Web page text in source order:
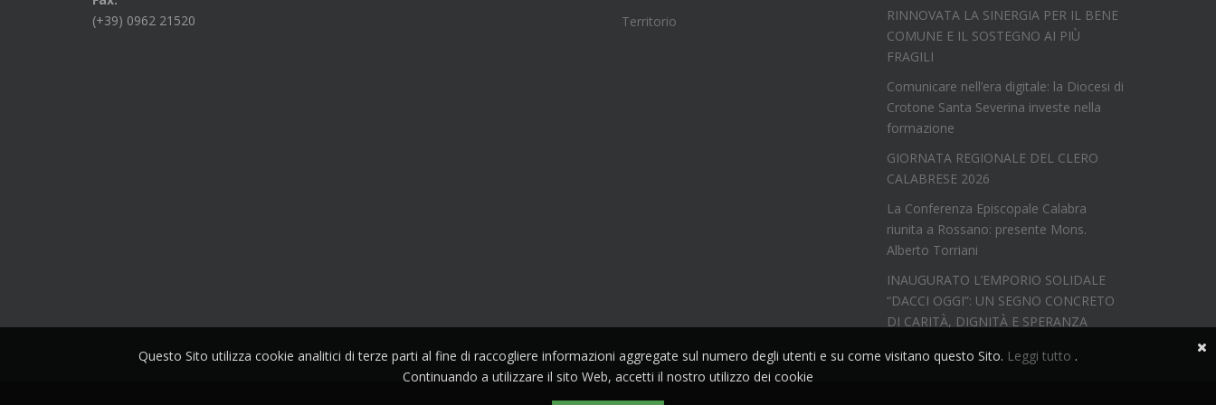
(+39) 0962 21520
Territorio
RINNOVATA LA SINERGIA PER IL BENE
COMUNE E IL SOSTEGNO AI PIÙ
FRAGILI
Comunicare nell’era digitale: la Diocesi di
Crotone Santa Severina investe nella
formazione
GIORNATA REGIONALE DEL CLERO
CALABRESE 2026
La Conferenza Episcopale Calabra
riunita a Rossano: presente Mons.
Alberto Torriani
INAUGURATO L’EMPORIO SOLIDALE
“DACCI OGGI”: UN SEGNO CONCRETO
DI CARITÀ, DIGNITÀ E SPERANZA
Questo Sito utilizza cookie analitici di terze parti al fine di raccogliere informazioni aggregate sul numero degli utenti e su come visitano questo Sito. Leggi tutto .
Continuando a utilizzare il sito Web, accetti il nostro utilizzo dei cookie